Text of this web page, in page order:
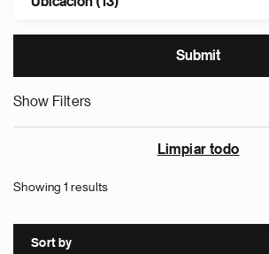
Show Filters
Limpiar todo
Showing 1 results
Sort by